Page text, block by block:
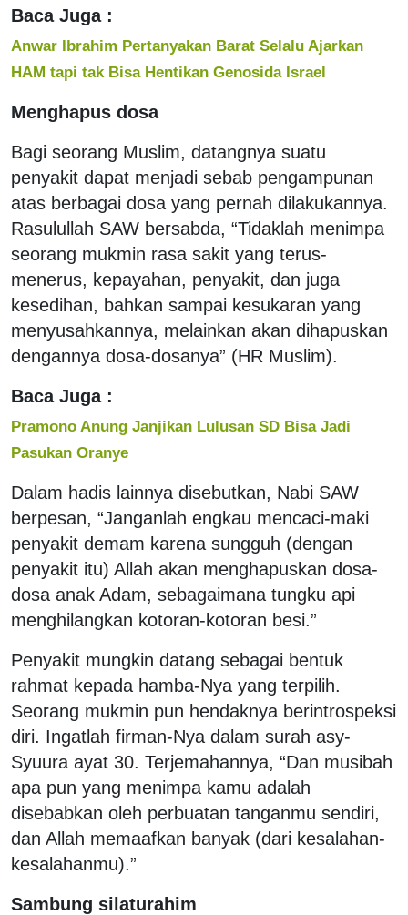
Baca Juga :
Anwar Ibrahim Pertanyakan Barat Selalu Ajarkan
HAM tapi tak Bisa Hentikan Genosida Israel
Menghapus dosa
Bagi seorang Muslim, datangnya suatu
penyakit dapat menjadi sebab pengampunan
atas berbagai dosa yang pernah dilakukannya.
Rasulullah SAW bersabda, “Tidaklah menimpa
seorang mukmin rasa sakit yang terus-
menerus, kepayahan, penyakit, dan juga
kesedihan, bahkan sampai kesukaran yang
menyusahkannya, melainkan akan dihapuskan
dengannya dosa-dosanya” (HR Muslim).
Baca Juga :
Pramono Anung Janjikan Lulusan SD Bisa Jadi
Pasukan Oranye
Dalam hadis lainnya disebutkan, Nabi SAW
berpesan, “Janganlah engkau mencaci-maki
penyakit demam karena sungguh (dengan
penyakit itu) Allah akan menghapuskan dosa-
dosa anak Adam, sebagaimana tungku api
menghilangkan kotoran-kotoran besi.”
Penyakit mungkin datang sebagai bentuk
rahmat kepada hamba-Nya yang terpilih.
Seorang mukmin pun hendaknya berintrospeksi
diri. Ingatlah firman-Nya dalam surah asy-
Syuura ayat 30. Terjemahannya, “Dan musibah
apa pun yang menimpa kamu adalah
disebabkan oleh perbuatan tanganmu sendiri,
dan Allah memaafkan banyak (dari kesalahan-
kesalahanmu).”
Sambung silaturahim